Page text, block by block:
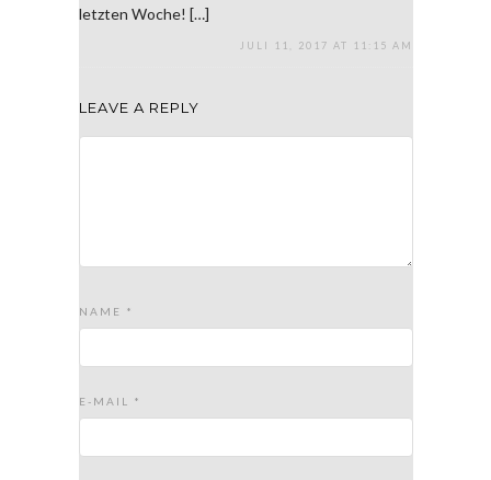
letzten Woche! […]
JULI 11, 2017 AT 11:15 AM
LEAVE A REPLY
NAME *
E-MAIL *